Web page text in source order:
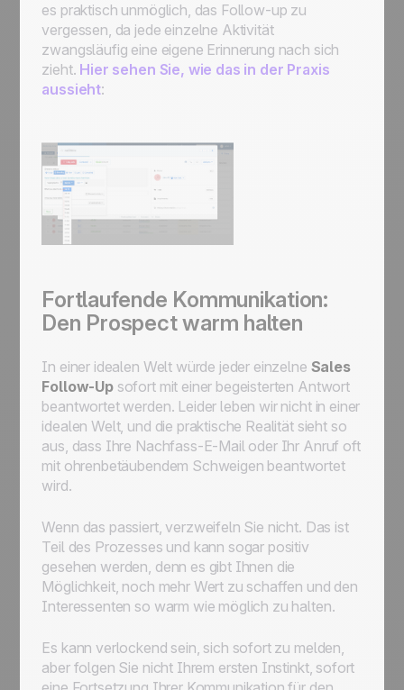
es praktisch unmöglich, das Follow-up zu
vergessen, da jede einzelne Aktivität
zwangsläufig eine eigene Erinnerung nach sich
zieht. Hier sehen Sie, wie das in der Praxis
aussieht:
Fortlaufende Kommunikation:
Den Prospect warm halten
In einer idealen Welt würde jeder einzelne Sales
Follow-Upsofort mit einer begeisterten Antwort
beantwortet werden. Leider leben wir nicht in einer
idealen Welt, und die praktische Realität sieht so
aus, dass Ihre Nachfass-E-Mail oder Ihr Anruf oft
mit ohrenbetäubendem Schweigen beantwortet
wird.
Wenn das passiert, verzweifeln Sie nicht. Das ist
Teil des Prozesses und kann sogar positiv
gesehen werden, denn es gibt Ihnen die
Möglichkeit, noch mehr Wert zu schaffen und den
Interessenten so warm wie möglich zu halten.
Es kann verlockend sein, sich sofort zu melden,
aber folgen Sie nicht Ihrem ersten Instinkt, sofort